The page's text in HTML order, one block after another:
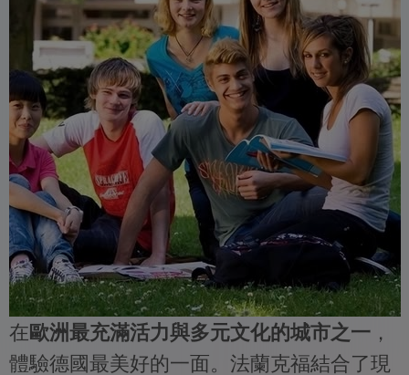
在歐洲最充滿活力與多元文化的城市之一，
體驗德國最美好的一面。法蘭克福結合了現